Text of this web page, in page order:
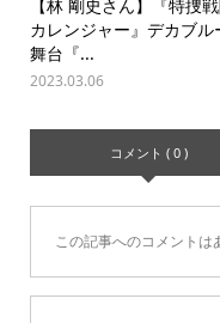
【林 剛史さん】『特捜
カレンジャー』デカブル
舞台『...
2023.03.06
コメント ( 0 )
この記事へのコメントは